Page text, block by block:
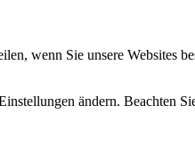
wenn Sie unsere Websites
ändern. Beachten